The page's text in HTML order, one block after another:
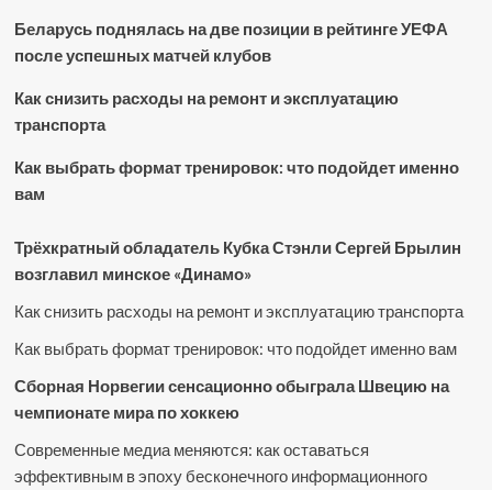
Беларусь поднялась на две позиции в рейтинге УЕФА
после успешных матчей клубов
Как снизить расходы на ремонт и эксплуатацию
транспорта
Как выбрать формат тренировок: что подойдет именно
вам
Трёхкратный обладатель Кубка Стэнли Сергей Брылин
возглавил минское «Динамо»
Как снизить расходы на ремонт и эксплуатацию транспорта
Как выбрать формат тренировок: что подойдет именно вам
Сборная Норвегии сенсационно обыграла Швецию на
чемпионате мира по хоккею
Современные медиа меняются: как оставаться
эффективным в эпоху бесконечного информационного